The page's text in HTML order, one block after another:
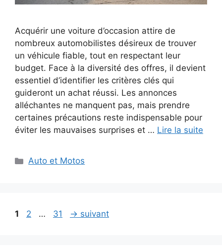
Acquérir une voiture d’occasion attire de
nombreux automobilistes désireux de trouver
un véhicule fiable, tout en respectant leur
budget. Face à la diversité des offres, il devient
essentiel d’identifier les critères clés qui
guideront un achat réussi. Les annonces
alléchantes ne manquent pas, mais prendre
certaines précautions reste indispensable pour
éviter les mauvaises surprises et … Lire la suite
Catégories
Auto et Motos
Navigation
Page
1 Page
2 … Page
31 → suivant